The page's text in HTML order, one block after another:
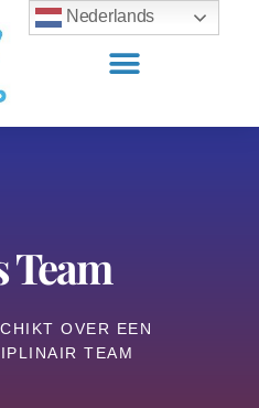
Team
OVER EEN
TEAM
Nederlands